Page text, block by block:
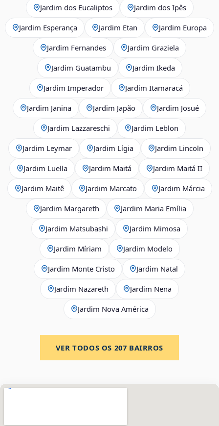
Jardim dos Eucaliptos Jardim dos Ipês
Jardim Esperança Jardim Etan Jardim Europa
Jardim Fernandes Jardim Graziela
Jardim Guatambu Jardim Ikeda
Jardim Imperador Jardim Itamaracá
Jardim Janina Jardim Japão Jardim Josué
Jardim Lazzareschi Jardim Leblon
Jardim Leymar Jardim Lígia Jardim Lincoln
Jardim Luella Jardim Maitá Jardim Maitá II
Jardim Maitê Jardim Marcato Jardim Márcia
Jardim Margareth Jardim Maria Emília
Jardim Matsubashi Jardim Mimosa
Jardim Míriam Jardim Modelo
Jardim Monte Cristo Jardim Natal
Jardim Nazareth Jardim Nena
Jardim Nova América
VER TODOS OS 207 BAIRROS